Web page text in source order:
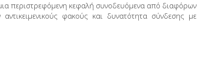
περιστρεφόμενη κεφαλή συνοδευόμενα από διαφόρων
αντικειμενικούς φακούς και δυνατότητα σύνδεσης με